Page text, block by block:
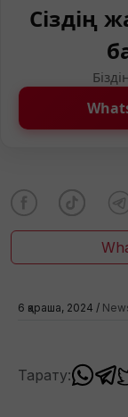
Сіздің
6 қараша, 2024 /
Тарату: